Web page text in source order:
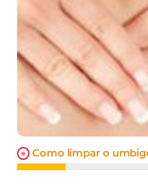
Como limpar o